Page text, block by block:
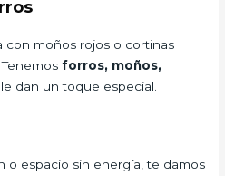
con moños rojos o cortinas
Tenemosforros, moños,
dan un toque especial.
o espacio sin energía, te damos